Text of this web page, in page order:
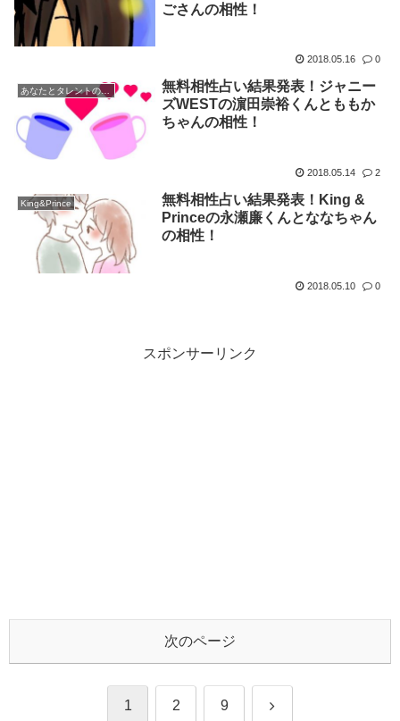
ごさんの相性！
2018.05.16 0
あなたとタレントの無料相性占い発表！
無料相性占い結果発表！ジャニー
ズWESTの濵田崇裕くんとももか
ちゃんの相性！
2018.05.14 2
King&Prince
無料相性占い結果発表！King &
Princeの永瀬廉くんとななちゃん
の相性！
2018.05.10 0
スポンサーリンク
次のページ
1 2 9 次